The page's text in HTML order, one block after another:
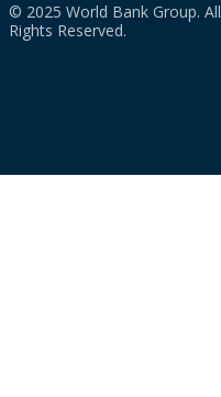
© 2025 World Bank Group. All
Rights Reserved.